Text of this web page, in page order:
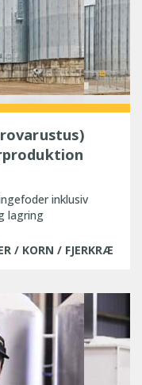
inklusiv
lagring
/ KORN / FJERKRÆ